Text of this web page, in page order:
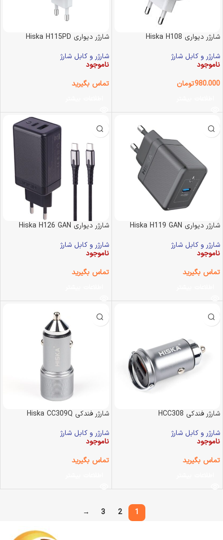
شارژر دیواری Hiska H108
شارژر و کابل شارژ
ناموجود
980.000تومان
شارژر دیواری Hiska H115PD
شارژر و کابل شارژ
ناموجود
تماس بگیرید
شارژر دیواری Hiska H119 GAN
شارژر و کابل شارژ
ناموجود
تماس بگیرید
شارژر دیواری Hiska H126 GAN
شارژر و کابل شارژ
ناموجود
تماس بگیرید
شارژر فندکی HCC308
شارژر و کابل شارژ
ناموجود
تماس بگیرید
شارژر فندکی Hiska CC309Q
شارژر و کابل شارژ
ناموجود
تماس بگیرید
1
2
3
→